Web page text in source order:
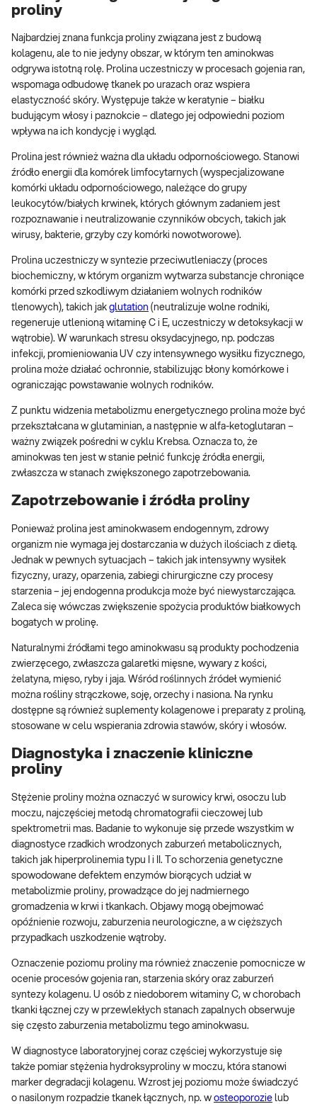
proliny
Najbardziej znana funkcja proliny związana jest z budową
kolagenu, ale to nie jedyny obszar, w którym ten aminokwas
odgrywa istotną rolę. Prolina uczestniczy w procesach gojenia ran,
wspomaga odbudowę tkanek po urazach oraz wspiera
elastyczność skóry. Występuje także w keratynie – białku
budującym włosy i paznokcie – dlatego jej odpowiedni poziom
wpływa na ich kondycję i wygląd.
Prolina jest również ważna dla układu odpornościowego. Stanowi
źródło energii dla komórek limfocytarnych (wyspecjalizowane
komórki układu odpornościowego, należące do grupy
leukocytów/białych krwinek, których głównym zadaniem jest
rozpoznawanie i neutralizowanie czynników obcych, takich jak
wirusy, bakterie, grzyby czy komórki nowotworowe).
Prolina uczestniczy w syntezie przeciwutleniaczy (proces
biochemiczny, w którym organizm wytwarza substancje chroniące
komórki przed szkodliwym działaniem wolnych rodników
tlenowych), takich jak glutation (neutralizuje wolne rodniki,
regeneruje utlenioną witaminę C i E, uczestniczy w detoksykacji w
wątrobie). W warunkach stresu oksydacyjnego, np. podczas
infekcji, promieniowania UV czy intensywnego wysiłku fizycznego,
prolina może działać ochronnie, stabilizując błony komórkowe i
ograniczając powstawanie wolnych rodników.
Z punktu widzenia metabolizmu energetycznego prolina może być
przekształcana w glutaminian, a następnie w alfa-ketoglutaran –
ważny związek pośredni w cyklu Krebsa. Oznacza to, że
aminokwas ten jest w stanie pełnić funkcję źródła energii,
zwłaszcza w stanach zwiększonego zapotrzebowania.
Zapotrzebowanie i źródła proliny
Ponieważ prolina jest aminokwasem endogennym, zdrowy
organizm nie wymaga jej dostarczania w dużych ilościach z dietą.
Jednak w pewnych sytuacjach – takich jak intensywny wysiłek
fizyczny, urazy, oparzenia, zabiegi chirurgiczne czy procesy
starzenia – jej endogenna produkcja może być niewystarczająca.
Zaleca się wówczas zwiększenie spożycia produktów białkowych
bogatych w prolinę.
Naturalnymi źródłami tego aminokwasu są produkty pochodzenia
zwierzęcego, zwłaszcza galaretki mięsne, wywary z kości,
żelatyna, mięso, ryby i jaja. Wśród roślinnych źródeł wymienić
można rośliny strączkowe, soję, orzechy i nasiona. Na rynku
dostępne są również suplementy kolagenowe i preparaty z proliną,
stosowane w celu wspierania zdrowia stawów, skóry i włosów.
Diagnostyka i znaczenie kliniczne
proliny
Stężenie proliny można oznaczyć w surowicy krwi, osoczu lub
moczu, najczęściej metodą chromatografii cieczowej lub
spektrometrii mas. Badanie to wykonuje się przede wszystkim w
diagnostyce rzadkich wrodzonych zaburzeń metabolicznych,
takich jak hiperprolinemia typu I i II. To schorzenia genetyczne
spowodowane defektem enzymów biorących udział w
metabolizmie proliny, prowadzące do jej nadmiernego
gromadzenia w krwi i tkankach. Objawy mogą obejmować
opóźnienie rozwoju, zaburzenia neurologiczne, a w cięższych
przypadkach uszkodzenie wątroby.
Oznaczenie poziomu proliny ma również znaczenie pomocnicze w
ocenie procesów gojenia ran, starzenia skóry oraz zaburzeń
syntezy kolagenu. U osób z niedoborem witaminy C, w chorobach
tkanki łącznej czy w przewlekłych stanach zapalnych obserwuje
się często zaburzenia metabolizmu tego aminokwasu.
W diagnostyce laboratoryjnej coraz częściej wykorzystuje się
także pomiar stężenia hydroksyproliny w moczu, która stanowi
marker degradacji kolagenu. Wzrost jej poziomu może świadczyć
o nasilonym rozpadzie tkanek łącznych, np. w osteoporozie lub